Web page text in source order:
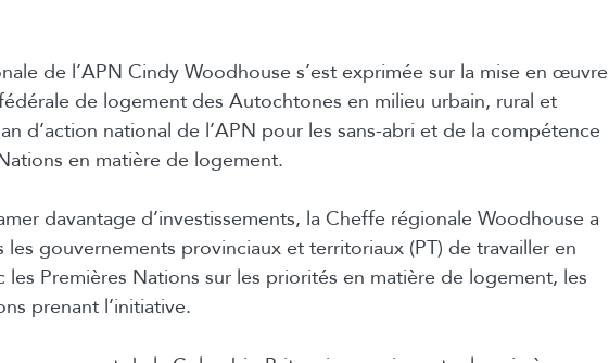
de l’APN Cindy Woodhouse s’est exprimée sur la mise en œuvre
de logement des Autochtones en milieu urbain, rural et
d’action national de l’APN pour les sans-abri et de la compétence
en matière de logement.
davantage d’investissements, la Cheffe régionale Woodhouse a
les gouvernements provinciaux et territoriaux (PT) de travailler en
les Premières Nations sur les priorités en matière de logement, les
prenant l’initiative.